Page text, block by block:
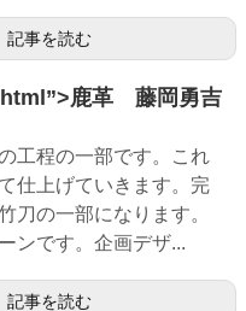
記事を読む
鹿革 藤岡勇吉
工程の一部です。これ
仕上げていきます。完
刀の一部になります。
ンです。企画デザ...
記事を読む